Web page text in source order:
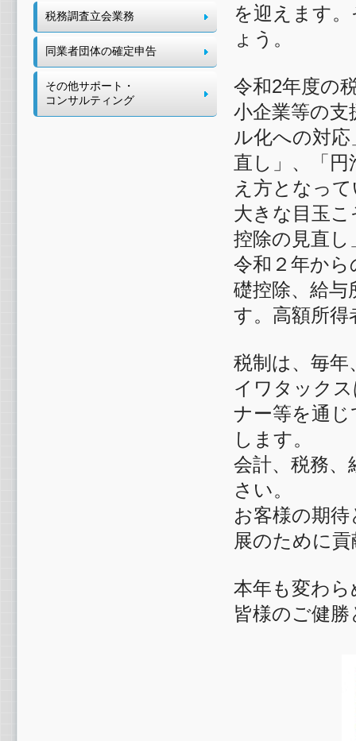
を迎えます
ょう。
令和2年度の
小企業等の支
ル化への対
直し」、「
え方となっ
大きな目玉
控除の見直
令和２年か
礎控除、給与
す。高額所
税制は、毎
イワタック
ナー等を通
します。
会計、税務
さい。
お客様の期
展のために
本年も変わ
皆様のご健
税務調査立会業務
同業者団体の確定申告
その他サポート・
コンサルティング